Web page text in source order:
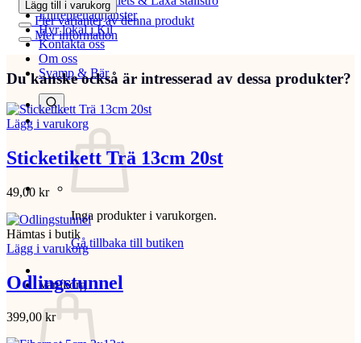
Entreprenadtjänster
Hyr lokal i Kil
Kontakta oss
Om oss
Svamp & Bär
Inga produkter i varukorgen.
Gå tillbaka till butiken
Varukorg
Lägg till i varukorg
Fler varianter av denna produkt
Mer information
Du kanske också är intresserad av dessa produkter?
Lägg i varukorg
Sticketikett Trä 13cm 20st
49,00 kr
Hämtas i butik
Lägg i varukorg
Odlingstunnel
399,00 kr